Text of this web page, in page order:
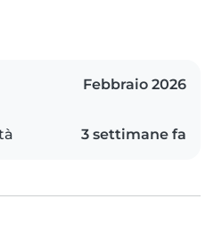
Febbraio 2026
3 settimane fa